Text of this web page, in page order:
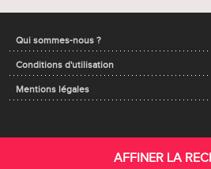
Qui sommes-nous ?
Conditions d'utilisation
Mentions légales
AFFINER LA